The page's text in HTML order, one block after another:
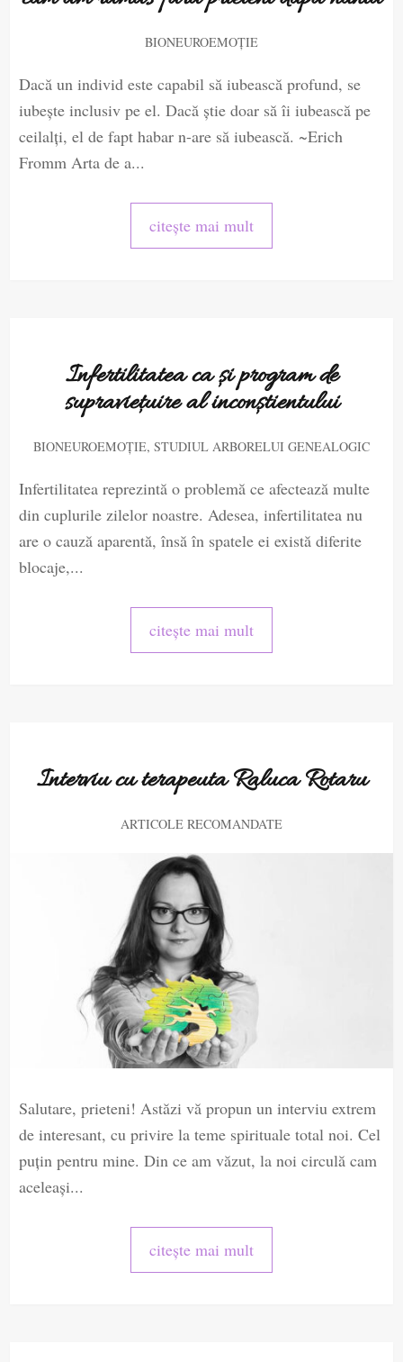
BIONEUROEMOȚIE
Dacă un individ este capabil să iubească profund, se
iubește inclusiv pe el. Dacă știe doar să îi iubească pe
ceilalți, el de fapt habar n-are să iubească. ~Erich
Fromm Arta de a...
citește mai mult
Infertilitatea ca și program de
supraviețuire al inconștientului
BIONEUROEMOȚIE, STUDIUL ARBORELUI GENEALOGIC
Infertilitatea reprezintă o problemă ce afectează multe
din cuplurile zilelor noastre. Adesea, infertilitatea nu
are o cauză aparentă, însă în spatele ei există diferite
blocaje,...
citește mai mult
Interviu cu terapeuta Raluca Rotaru
ARTICOLE RECOMANDATE
Salutare, prieteni! Astăzi vă propun un interviu extrem
de interesant, cu privire la teme spirituale total noi. Cel
puțin pentru mine. Din ce am văzut, la noi circulă cam
aceleași...
citește mai mult